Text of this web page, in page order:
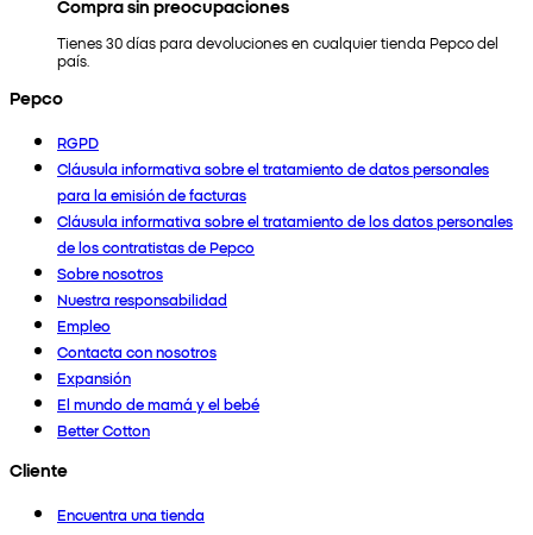
Compra sin preocupaciones
Tienes 30 días para devoluciones en cualquier tienda Pepco del
país.
Pepco
RGPD
Cláusula informativa sobre el tratamiento de datos personales
para la emisión de facturas
Cláusula informativa sobre el tratamiento de los datos personales
de los contratistas de Pepco
Sobre nosotros
Nuestra responsabilidad
Empleo
Contacta con nosotros
Expansión
El mundo de mamá y el bebé
Better Cotton
Cliente
Encuentra una tienda